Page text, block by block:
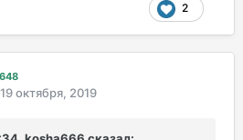
2
19 октября, 2019